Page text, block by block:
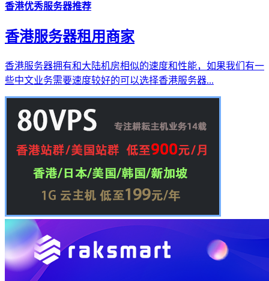
香港优秀服务器推荐
香港服务器租用商家
香港服务器拥有和大陆机房相似的速度和性能，如果我们有一
些中文业务需要速度较好的可以选择香港服务器...